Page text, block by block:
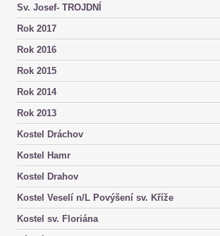
Sv. Josef- TROJDNÍ
Rok 2017
Rok 2016
Rok 2015
Rok 2014
Rok 2013
Kostel Dráchov
Kostel Hamr
Kostel Drahov
Kostel Veselí n/L Povýšení sv. Kříže
Kostel sv. Floriána